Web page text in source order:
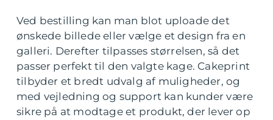
Ved bestilling kan man blot uploade det
ønskede billede eller vælge et design fra en
galleri. Derefter tilpasses størrelsen, så det
passer perfekt til den valgte kage. Cakeprint
tilbyder et bredt udvalg af muligheder, og
med vejledning og support kan kunder være
sikre på at modtage et produkt, der lever op